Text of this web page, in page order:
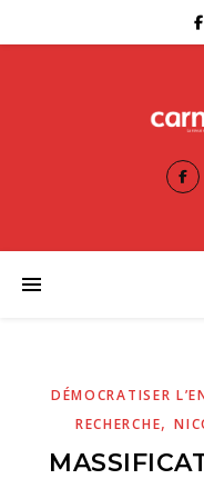
DÉMOCRATISER
RECHERCHE,